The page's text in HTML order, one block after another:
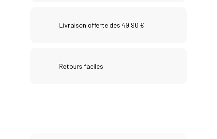
Livraison offerte dès 49.90 €
Retours faciles